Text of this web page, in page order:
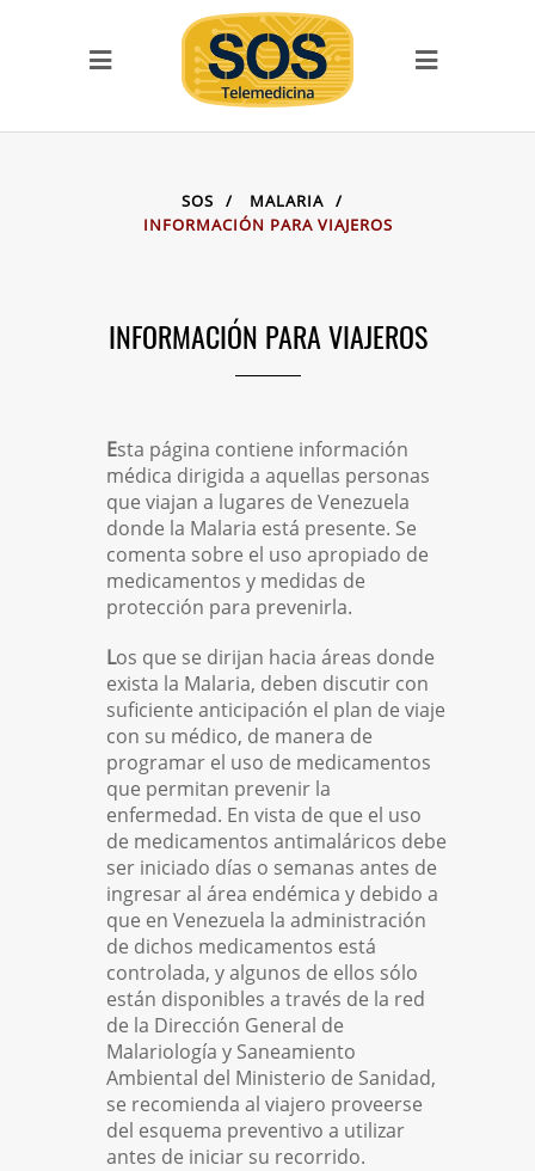
SERVICIOS
Llamada SOS
SOS Telemedicina
SOS Cursos en línea
Vitae Academia Biomédica
Digital
Proyecto ECHO-UCV
Documentación Covid-19
Malaria
Serpientes de Venezuela
Escorpiones
REDES SOCIALES
SOS / MALARIA /
INFORMACIÓN PARA VIAJEROS
INFORMACIÓN PARA VIAJEROS
Esta página contiene información
médica dirigida a aquellas personas
que viajan a lugares de Venezuela
donde la Malaria está presente. Se
comenta sobre el uso apropiado de
medicamentos y medidas de
protección para prevenirla.
Los que se dirijan hacia áreas donde
exista la Malaria, deben discutir con
suficiente anticipación el plan de viaje
con su médico, de manera de
programar el uso de medicamentos
que permitan prevenir la
enfermedad. En vista de que el uso
de medicamentos antimaláricos debe
ser iniciado días o semanas antes de
ingresar al área endémica y debido a
que en Venezuela la administración
de dichos medicamentos está
controlada, y algunos de ellos sólo
están disponibles a través de la red
de la Dirección General de
Malariología y Saneamiento
Ambiental del Ministerio de Sanidad,
se recomienda al viajero proveerse
del esquema preventivo a utilizar
antes de iniciar su recorrido.